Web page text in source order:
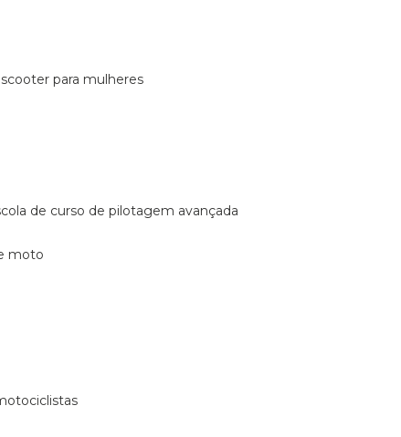
para mulheres
de curso de pilotagem avançada
moto